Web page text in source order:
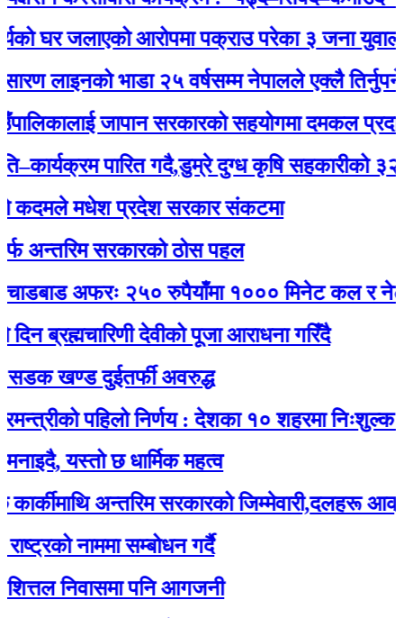
जलाएको आरोपमा पक्राउ परेका ३ जना युवालाई
भाडा २५ वर्षसम्म नेपालले एक्‍लै तिर्नुपर्ने’
जापान सरकारको सहयोगमा दमकल प्रदान :
पारित गदै,डुम्रे दुग्ध कृषि सहकारीको ३२ औं
मधेश प्रदेश सरकार संकटमा
सरकारको ठोस पहल
अफरः २५० रुपैयाँमा १००० मिनेट कल र नेट
देवीको पूजा आराधना गरिँदै
दुईतर्फी अवरुद्ध
पहिलो निर्णय : देशका १० शहरमा निःशुल्क वाईफाई
छ धार्मिक महत्व
अन्तरिम सरकारको जिम्मेवारी,दलहरू आक्रोशित
नाममा सम्बोधन गर्दै
निवासमा पनि आगजनी